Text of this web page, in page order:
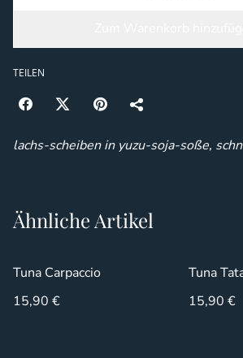
TEILEN
lachs-scheiben in yuzu-soja-soße,
Ähnliche Artikel
Tuna Carpaccio
15,90 €
Tuna
15,90 €